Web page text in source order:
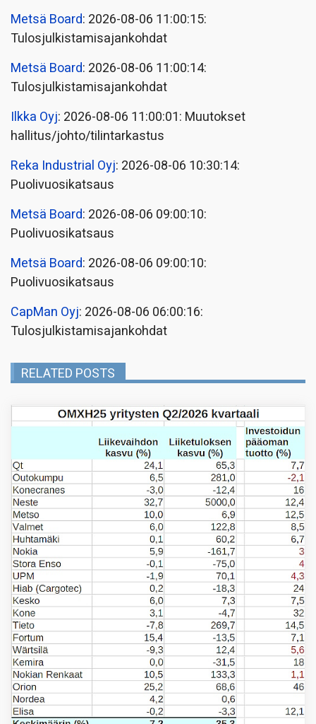
Metsä Board: 2026-08-06 11:00:15:
Tulosjulkistamisajankohdat
Metsä Board: 2026-08-06 11:00:14:
Tulosjulkistamisajankohdat
Ilkka Oyj: 2026-08-06 11:00:01: Muutokset
hallitus/johto/tilintarkastus
Reka Industrial Oyj: 2026-08-06 10:30:14:
Puolivuosikatsaus
Metsä Board: 2026-08-06 09:00:10:
Puolivuosikatsaus
Metsä Board: 2026-08-06 09:00:10:
Puolivuosikatsaus
CapMan Oyj: 2026-08-06 06:00:16:
Tulosjulkistamisajankohdat
RELATED POSTS